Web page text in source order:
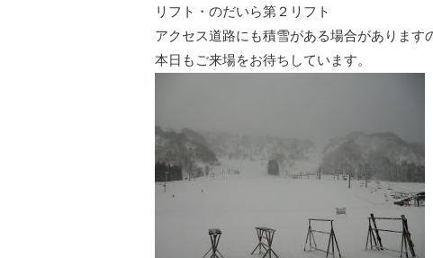
リフト・のだいら第２リフト
アクセス道路にも積雪がある場合があります
本日もご来場をお待ちしています。